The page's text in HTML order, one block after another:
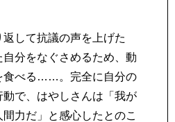
返して抗議の声を上げた
分をなぐさめるため、動
食べる……。完全に自分の
動で、はやしさんは「我が
力だ」と感心したとのこ